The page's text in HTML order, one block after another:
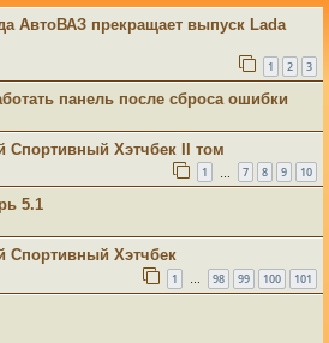
АвтоВАЗ прекращает выпуск Lada
1 2 3
панель после сброса ошибки
Спортивный Хэтчбек II том
1 7 8 9 10
5.1
Спортивный Хэтчбек
1 … 98 99 100 101